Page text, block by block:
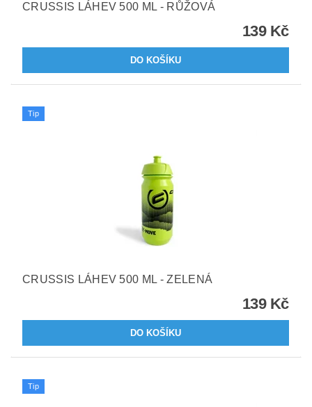
CRUSSIS LÁHEV 500 ML - RŮŽOVÁ
139 Kč
Tip
CRUSSIS LÁHEV 500 ML - ZELENÁ
139 Kč
Tip